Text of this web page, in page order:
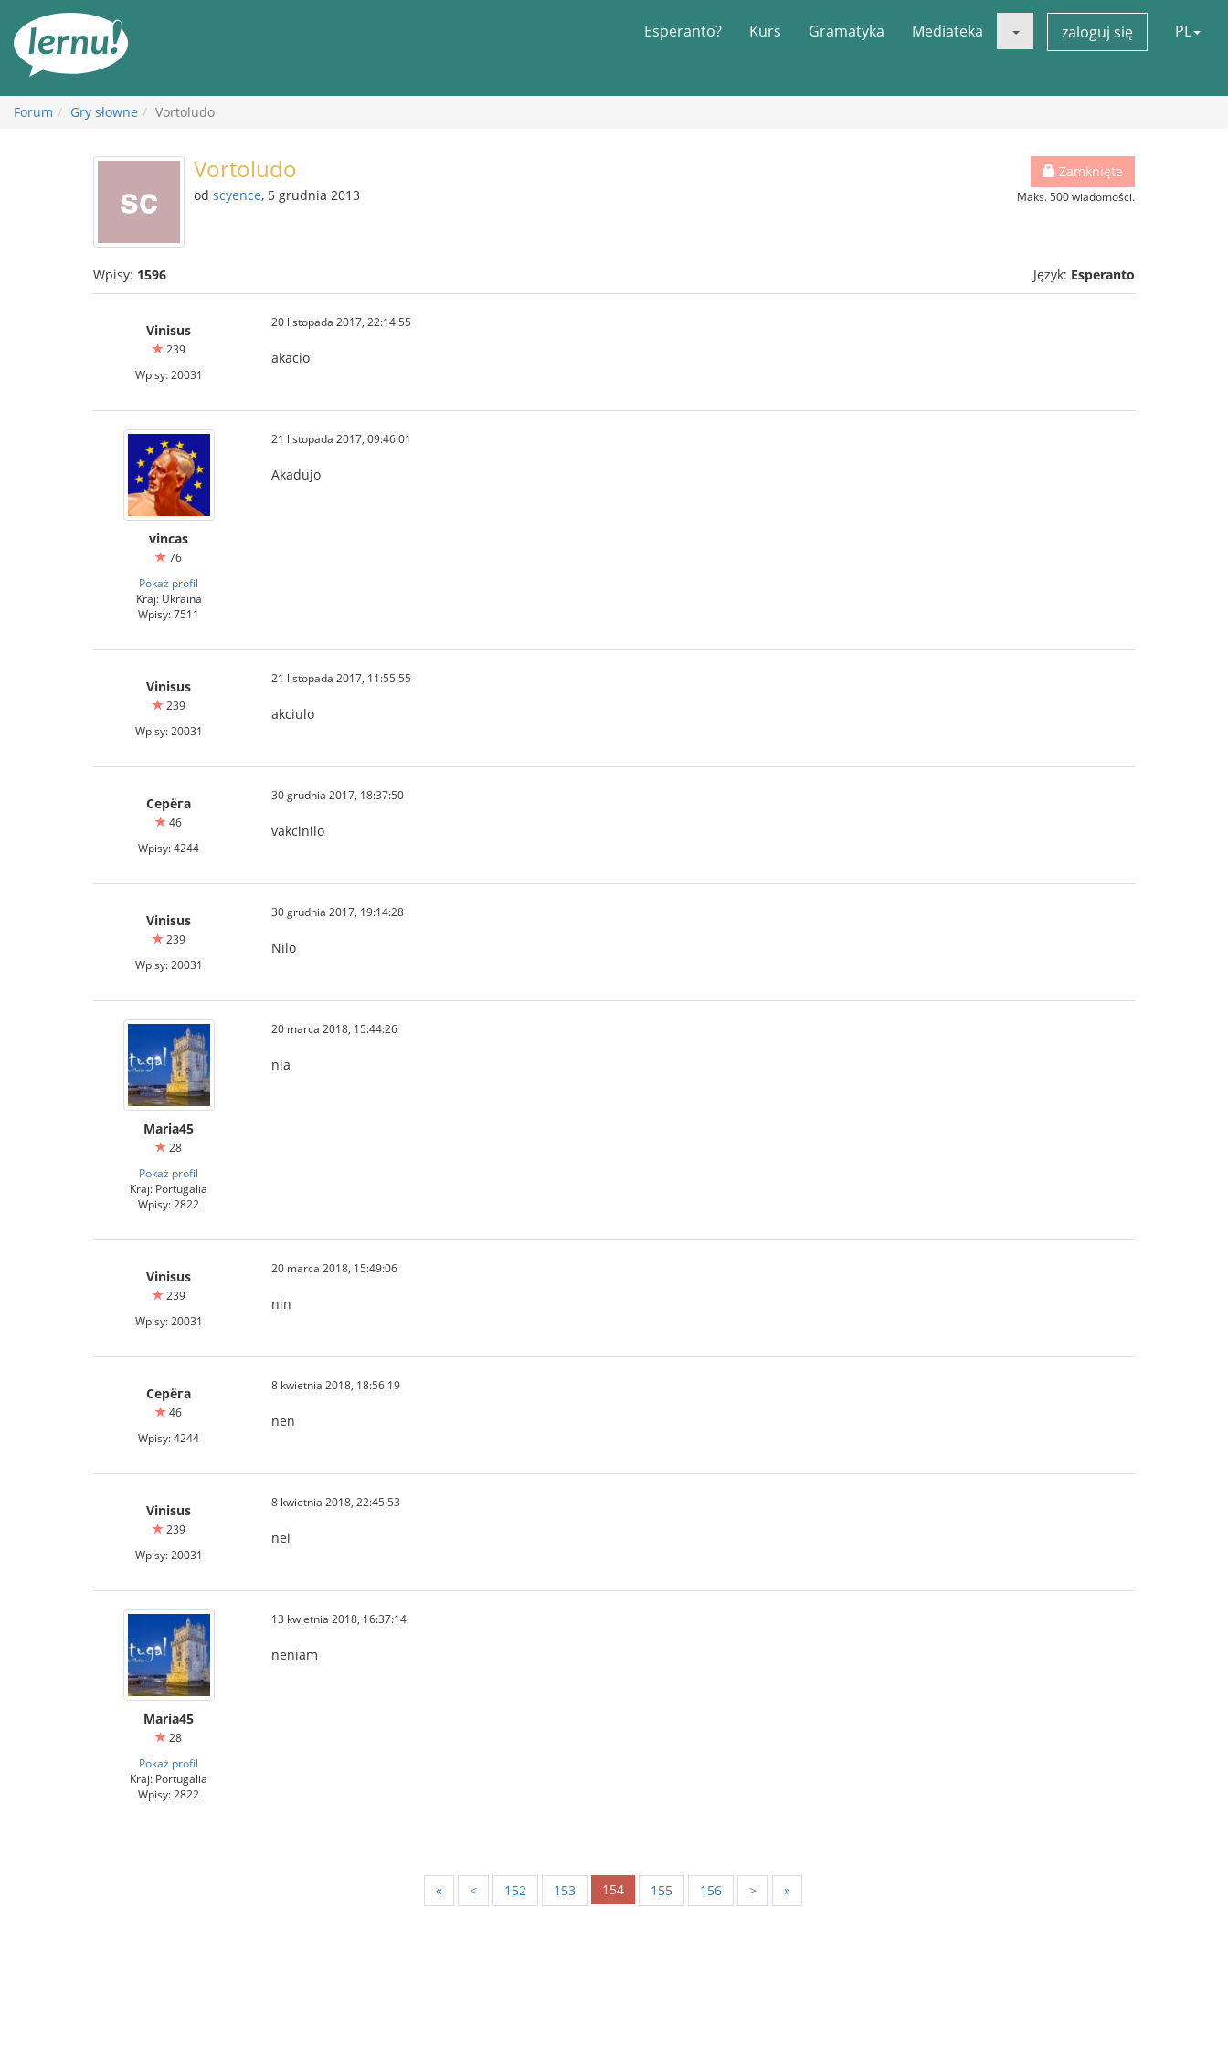
Esperanto? Kurs Gramatyka Mediateka zaloguj się PL
Forum Gry słowne Vortoludo
Zamknięte
Maks. 500 wiadomości.
Vortoludo
od scyence, 5 grudnia 2013
Wpisy: 1596 Język: Esperanto
Vinisus
239
Wpisy: 20031
20 listopada 2017, 22:14:55
akacio
vincas
76
Pokaż profil
Kraj: Ukraina
Wpisy: 7511
21 listopada 2017, 09:46:01
Akadujo
Vinisus
239
Wpisy: 20031
21 listopada 2017, 11:55:55
akciulo
Серёга
46
Wpisy: 4244
30 grudnia 2017, 18:37:50
vakcinilo
Vinisus
239
Wpisy: 20031
30 grudnia 2017, 19:14:28
Nilo
Maria45
28
Pokaż profil
Kraj: Portugalia
Wpisy: 2822
20 marca 2018, 15:44:26
nia
Vinisus
239
Wpisy: 20031
20 marca 2018, 15:49:06
nin
Серёга
46
Wpisy: 4244
8 kwietnia 2018, 18:56:19
nen
Vinisus
239
Wpisy: 20031
8 kwietnia 2018, 22:45:53
nei
Maria45
28
Pokaż profil
Kraj: Portugalia
Wpisy: 2822
13 kwietnia 2018, 16:37:14
neniam
« < 152 153 154 155 156 > »